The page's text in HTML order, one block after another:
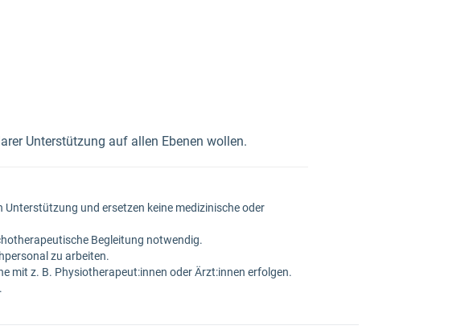
Unterstützung auf allen Ebenen wollen.
Unterstützung und ersetzen keine medizinische oder
Begleitung notwendig.
zu arbeiten.
mit z. B. Physiotherapeut:innen oder Ärzt:innen erfolgen.